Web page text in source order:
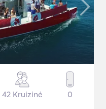
42 Kruizinė 0